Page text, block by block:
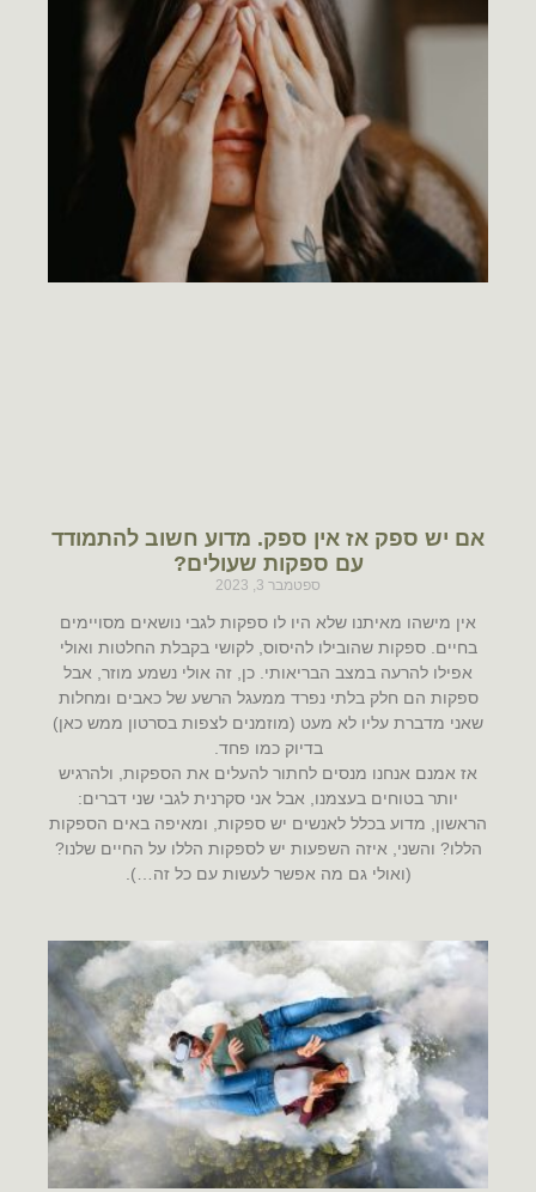
אם יש ספק אז אין ספק. מדוע חשוב להתמודד
עם ספקות שעולים?
ספטמבר 3, 2023
אין מישהו מאיתנו שלא היו לו ספקות לגבי נושאים מסויימים
בחיים. ספקות שהובילו להיסוס, לקושי בקבלת החלטות ואולי
אפילו להרעה במצב הבריאותי. כן, זה אולי נשמע מוזר, אבל
ספקות הם חלק בלתי נפרד ממעגל הרשע של כאבים ומחלות
שאני מדברת עליו לא מעט (מוזמנים לצפות בסרטון ממש כאן)
בדיוק כמו פחד.
אז אמנם אנחנו מנסים לחתור להעלים את הספקות, ולהרגיש
יותר בטוחים בעצמנו, אבל אני סקרנית לגבי שני דברים:
הראשון, מדוע בכלל לאנשים יש ספקות, ומאיפה באים הספקות
הללו? והשני, איזה השפעות יש לספקות הללו על החיים שלנו?
(ואולי גם מה אפשר לעשות עם כל זה…).